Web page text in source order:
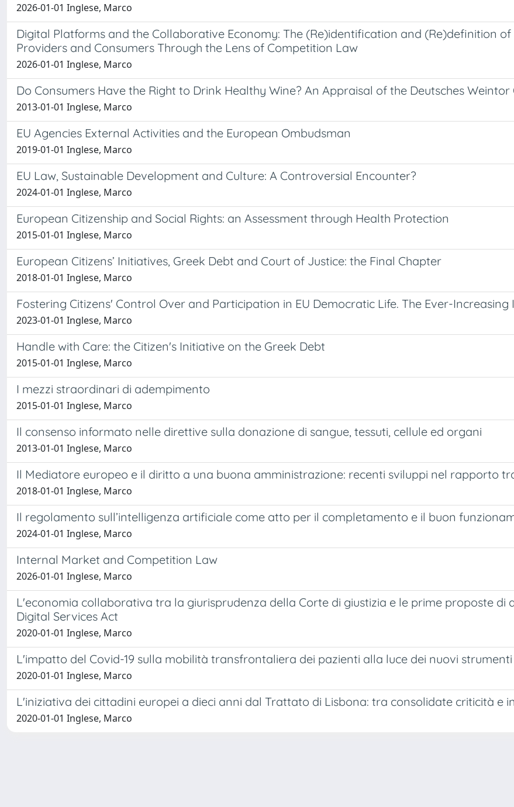
2026-01-01 Inglese, Marco
Digital Platforms and the Collaborative Economy: The (Re)identification and (Re)definition
Providers and Consumers Through the Lens of Competition Law
2026-01-01 Inglese, Marco
Do Consumers Have the Right to Drink Healthy Wine? An Appraisal of the Deutsches Weintor
2013-01-01 Inglese, Marco
EU Agencies External Activities and the European Ombudsman
2019-01-01 Inglese, Marco
EU Law, Sustainable Development and Culture: A Controversial Encounter?
2024-01-01 Inglese, Marco
European Citizenship and Social Rights: an Assessment through Health Protection
2015-01-01 Inglese, Marco
European Citizens’ Initiatives, Greek Debt and Court of Justice: the Final Chapter
2018-01-01 Inglese, Marco
Fostering Citizens' Control Over and Participation in EU Democratic Life. The Ever-
2023-01-01 Inglese, Marco
Handle with Care: the Citizen's Initiative on the Greek Debt
2015-01-01 Inglese, Marco
I mezzi straordinari di adempimento
2015-01-01 Inglese, Marco
Il consenso informato nelle direttive sulla donazione di sangue, tessuti, cellule ed organi
2013-01-01 Inglese, Marco
Il Mediatore europeo e il diritto a una buona amministrazione: recenti sviluppi nel rapporto
2018-01-01 Inglese, Marco
Il regolamento sull’intelligenza artificiale come atto per il completamento e il buon
2024-01-01 Inglese, Marco
Internal Market and Competition Law
2026-01-01 Inglese, Marco
L'economia collaborativa tra la giurisprudenza della Corte di giustizia e le prime proposte di
Digital Services Act
2020-01-01 Inglese, Marco
L'impatto del Covid-19 sulla mobilità transfrontaliera dei pazienti alla luce dei nuovi
2020-01-01 Inglese, Marco
L'iniziativa dei cittadini europei a dieci anni dal Trattato di Lisbona: tra consolidate criticità e
2020-01-01 Inglese, Marco